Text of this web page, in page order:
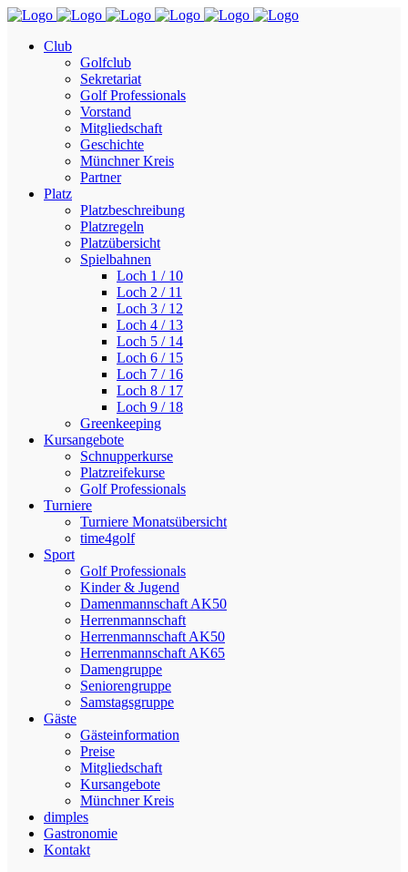
Club
Golfclub
Sekretariat
Golf Professionals
Vorstand
Mitgliedschaft
Geschichte
Münchner Kreis
Partner
Platz
Platzbeschreibung
Platzregeln
Platzübersicht
Spielbahnen
Loch 1 / 10
Loch 2 / 11
Loch 3 / 12
Loch 4 / 13
Loch 5 / 14
Loch 6 / 15
Loch 7 / 16
Loch 8 / 17
Loch 9 / 18
Greenkeeping
Kursangebote
Schnupperkurse
Platzreifekurse
Golf Professionals
Turniere
Turniere Monatsübersicht
time4golf
Sport
Golf Professionals
Kinder & Jugend
Damenmannschaft AK50
Herrenmannschaft
Herrenmannschaft AK50
Herrenmannschaft AK65
Damengruppe
Seniorengruppe
Samstagsgruppe
Gäste
Gästeinformation
Preise
Mitgliedschaft
Kursangebote
Münchner Kreis
dimples
Gastronomie
Kontakt